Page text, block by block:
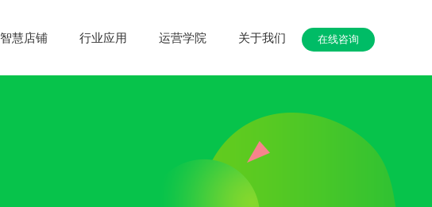
在线咨询
智慧店铺 行业应用 运营学院 关于我们